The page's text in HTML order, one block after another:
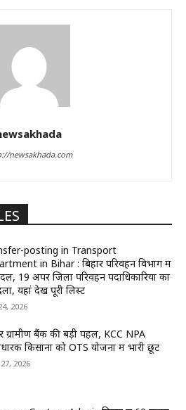
newsakhada.com
posting in Transport
in Bihar : बिहार परिवहन विभाग में
19 अपर जिला परिवहन पदाधिकारियों का
यहां देखें पूरी लिस्ट
2026
ग्रामीण बैंक की बड़ी पहल, KCC NPA
किसानों को OTS योजना में भारी छूट
2026